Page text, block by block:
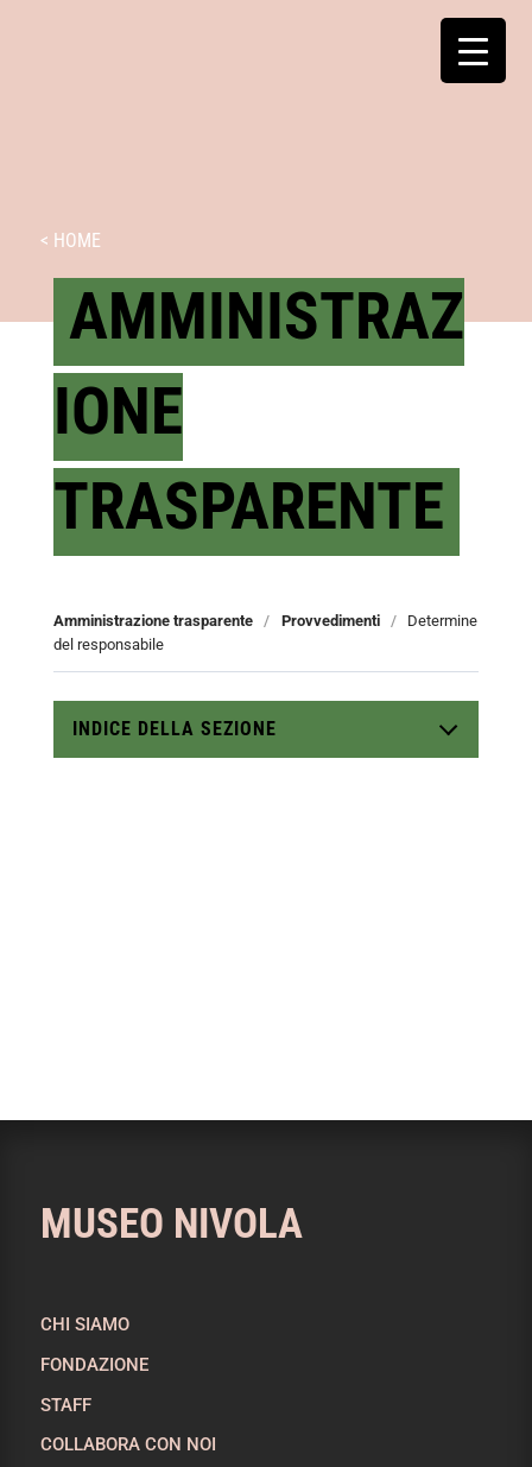
< HOME
AMMINISTRAZ
IONE
TRASPARENTE
Amministrazione trasparente / Provvedimenti /
Determine
del responsabile
INDICE DELLA SEZIONE
MUSEO NIVOLA
CHI SIAMO
FONDAZIONE
STAFF
COLLABORA CON NOI